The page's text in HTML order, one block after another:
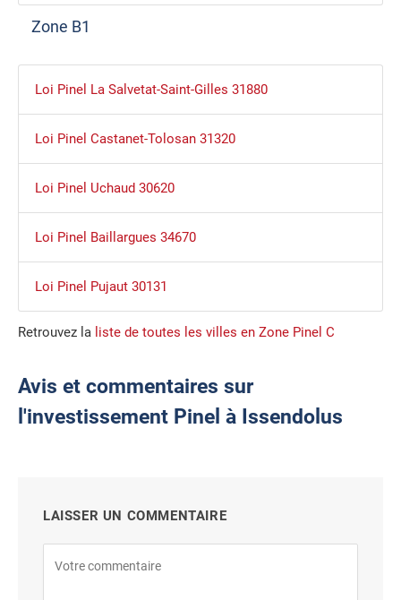
Zone B1
Loi Pinel La Salvetat-Saint-Gilles 31880
Loi Pinel Castanet-Tolosan 31320
Loi Pinel Uchaud 30620
Loi Pinel Baillargues 34670
Loi Pinel Pujaut 30131
Retrouvez la liste de toutes les villes en Zone Pinel C
Avis et commentaires sur
l'investissement Pinel à Issendolus
LAISSER UN COMMENTAIRE